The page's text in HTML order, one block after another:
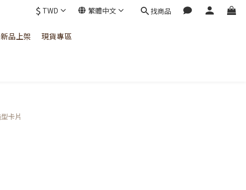
$ TWD 繁體中文 找商品
新品上架
現貨專區